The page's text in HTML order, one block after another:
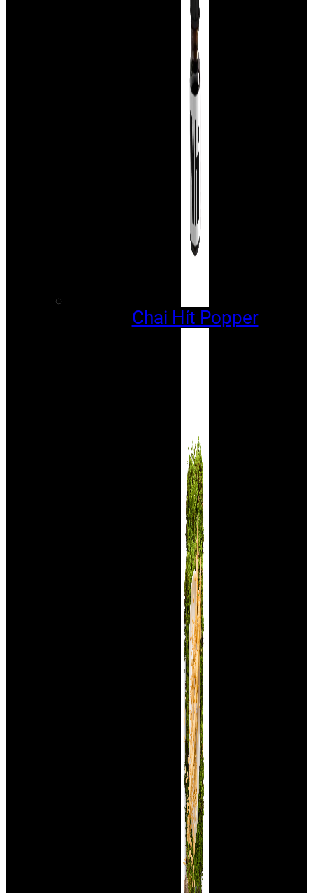
Chai Hít Popper